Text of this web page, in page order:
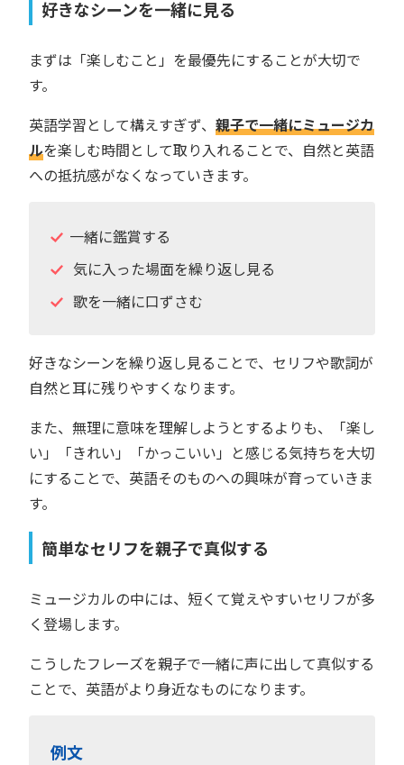
好きなシーンを一緒に見る
まずは「楽しむこと」を最優先にすることが大切で
す。
英語学習として構えすぎず、 親子で一緒にミュージカ
ルを楽しむ時間として取り入れることで、自然と英語
への抵抗感がなくなっていきます。
一緒に鑑賞する
気に入った場面を繰り返し見る
歌を一緒に口ずさむ
好きなシーンを繰り返し見ることで、セリフや歌詞が
自然と耳に残りやすくなります。
また、無理に意味を理解しようとするよりも、「楽し
い」「きれい」「かっこいい」と感じる気持ちを大切
にすることで、英語そのものへの興味が育っていきま
す。
簡単なセリフを親子で真似する
ミュージカルの中には、短くて覚えやすいセリフが多
く登場します。
こうしたフレーズを親子で一緒に声に出して真似する
ことで、英語がより身近なものになります。
例文